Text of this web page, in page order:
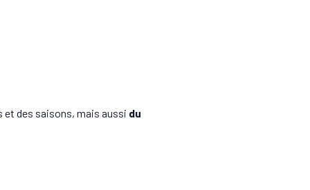
et des saisons, mais aussi du